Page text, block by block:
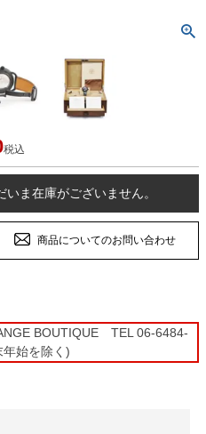
税込
ま在庫がございません。
商品についてのお問い合わせ
BOUTIQUE TEL 06-6484-
始を除く)